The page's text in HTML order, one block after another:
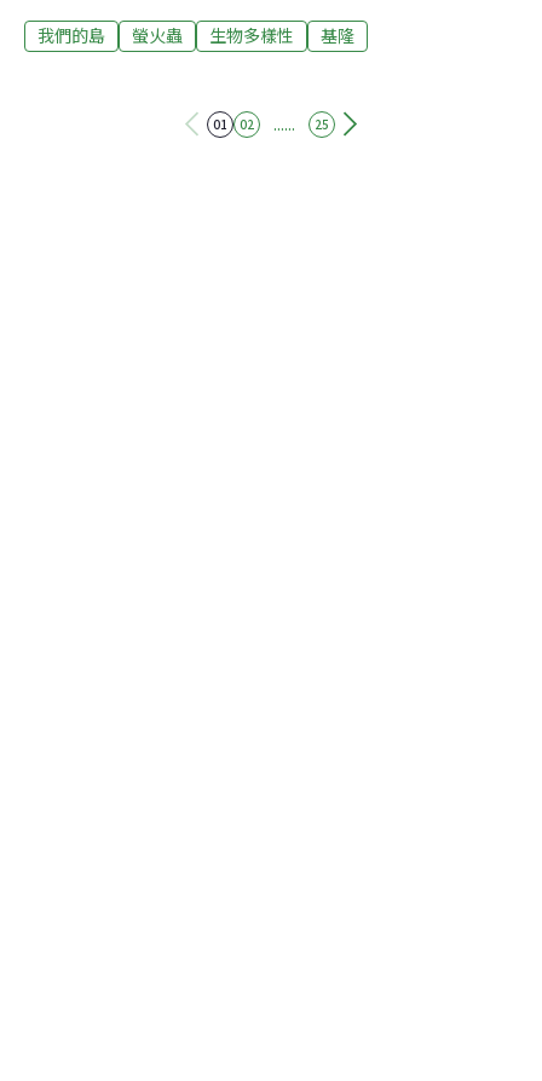
在樹上吱吱喳喳；五十多隻水雉忙著低頭找蟲吃；紅冠水
玫，人稱「橘子老師」。2017年，她和先生劉孝伸在美濃
我們的島 螢火蟲 生物多樣性 基隆
01 02 ...... 25